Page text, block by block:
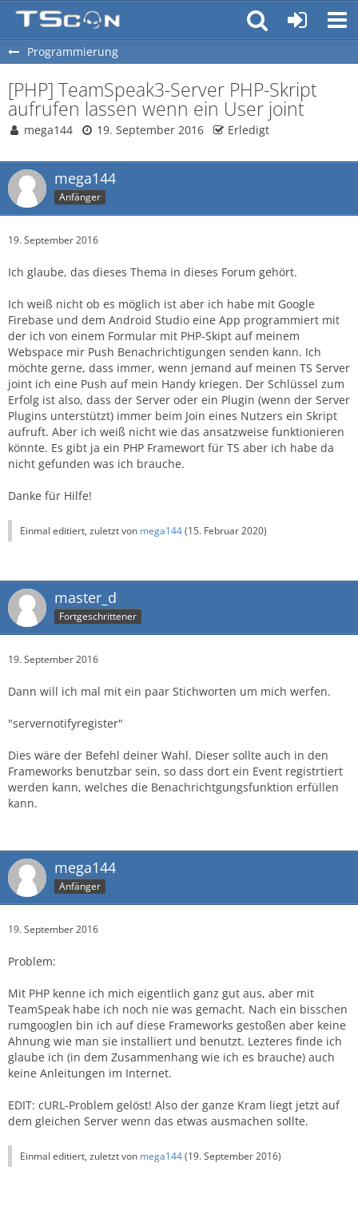
Programmierung
[PHP] TeamSpeak3-Server PHP-Skript
aufrufen lassen wenn ein User joint
mega144 19. September 2016 Erledigt
mega144
Anfänger
19. September 2016
Ich glaube, das dieses Thema in dieses Forum gehört.
Ich weiß nicht ob es möglich ist aber ich habe mit Google
Firebase und dem Android Studio eine App programmiert mit
der ich von einem Formular mit PHP-Skipt auf meinem
Webspace mir Push Benachrichtigungen senden kann. Ich
möchte gerne, dass immer, wenn jemand auf meinen TS Server
joint ich eine Push auf mein Handy kriegen. Der Schlüssel zum
Erfolg ist also, dass der Server oder ein Plugin (wenn der Server
Plugins unterstützt) immer beim Join eines Nutzers ein Skript
aufruft. Aber ich weiß nicht wie das ansatzweise funktionieren
könnte. Es gibt ja ein PHP Framewort für TS aber ich habe da
nicht gefunden was ich brauche.
Danke für Hilfe!
Einmal editiert, zuletzt von mega144(15. Februar 2020)
master_d
Fortgeschrittener
19. September 2016
Dann will ich mal mit ein paar Stichworten um mich werfen.
"servernotifyregister"
Dies wäre der Befehl deiner Wahl. Dieser sollte auch in den
Frameworks benutzbar sein, so dass dort ein Event registrtiert
werden kann, welches die Benachrichtgungsfunktion erfüllen
kann.
mega144
Anfänger
19. September 2016
Problem:
Mit PHP kenne ich mich eigentlich ganz gut aus, aber mit
TeamSpeak habe ich noch nie was gemacht. Nach ein bisschen
rumgooglen bin ich auf diese Frameworks gestoßen aber keine
Ahnung wie man sie installiert und benutzt. Lezteres finde ich
glaube ich (in dem Zusammenhang wie ich es brauche) auch
keine Anleitungen im Internet.
EDIT: cURL-Problem gelöst! Also der ganze Kram liegt jetzt auf
dem gleichen Server wenn das etwas ausmachen sollte.
Einmal editiert, zuletzt von mega144(19. September 2016)